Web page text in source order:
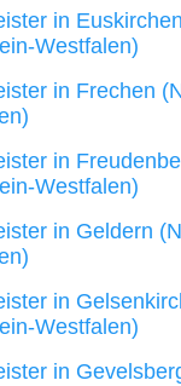
in Euskirchen
Westfalen)
in Frechen
in
Westfalen)
in Geldern
in
Westfalen)
in